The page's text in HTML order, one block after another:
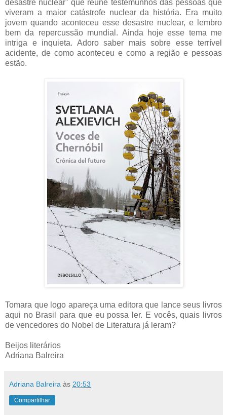
desastre nuclear" que reúne testemunhos das pessoas que
viveram a maior catástrofe nuclear da história. Era muito
jovem quando aconteceu esse desastre nuclear, e lembro
bem da repercussão mundial. Ainda hoje esse tema me
intriga e inquieta. Adoro saber mais sobre esse terrível
acidente, de como aconteceu e como a região e pessoas
estão.
Tomara que logo apareça uma editora que lance seus livros
aqui no Brasil para que eu possa ler. E vocês, quais livros
de vencedores do Nobel de Literatura já leram?
Beijos literários
Adriana Balreira
Adriana Balreira às 20:53
Compartilhar